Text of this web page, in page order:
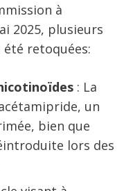
à
2025, plusieurs
retoquées:
: La
un
bien que
lors des